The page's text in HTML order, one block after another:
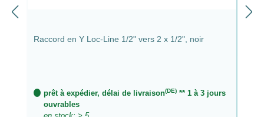
Raccord en Y Loc-Line 1/2" vers 2 x 1/2", noir
prêt à expédier, délai de livraison(DE)** 1 à 3 jours
ouvrables